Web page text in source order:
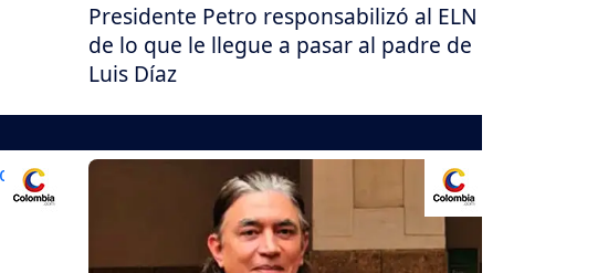
Presidente Petro responsabilizó al ELN
de lo que le llegue a pasar al padre de
Luis Díaz